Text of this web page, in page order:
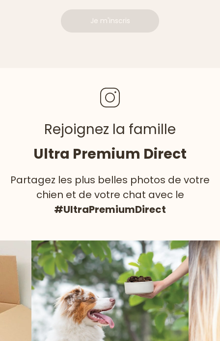
Je m'inscris
Rejoignez la famille
Ultra Premium Direct
Partagez les plus belles photos de votre
chien et de votre chat avec le
#UltraPremiumDirect